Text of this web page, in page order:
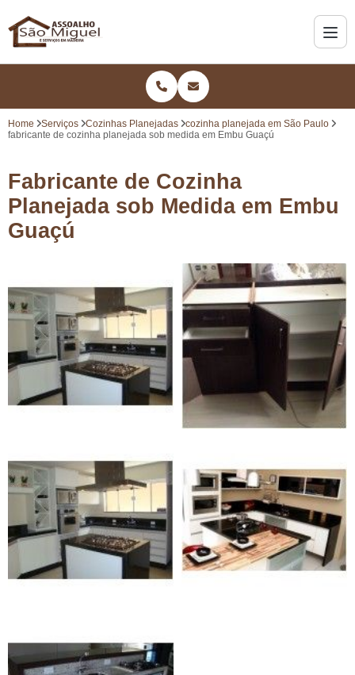
Home Serviços Cozinhas Planejadas
cozinha planejada em São Paulo
fabricante de cozinha planejada sob medida em Embu Guaçú
Fabricante de Cozinha
Planejada sob Medida em Embu
Guaçú